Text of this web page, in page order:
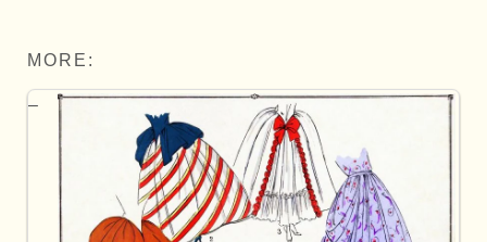
MORE: